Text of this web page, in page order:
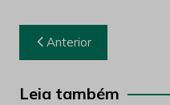
Navegação
de
Post
Anterior
Leia também